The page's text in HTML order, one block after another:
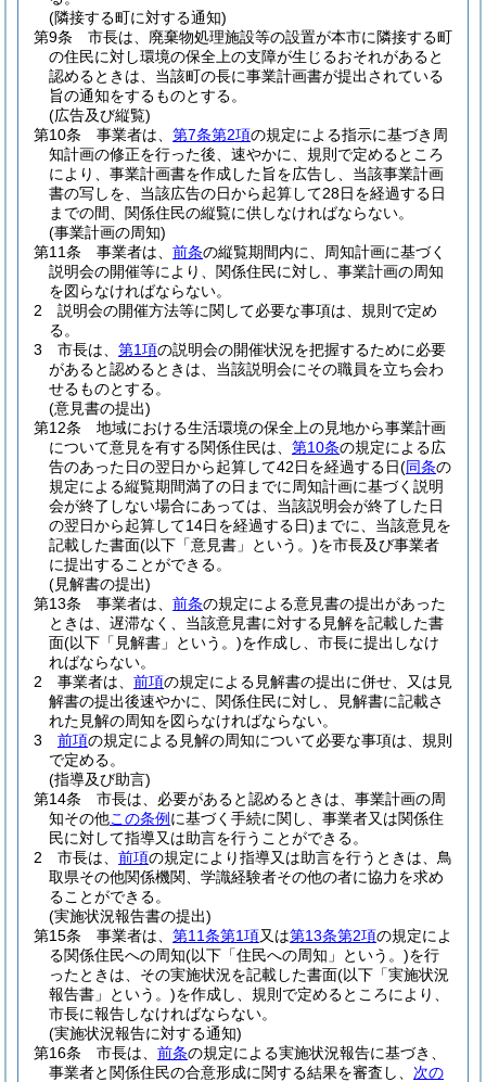
(隣接する町に対する通知)
第9条
市長は、廃棄物処理施設等の設置が本市に隣接する町
の住民に対し環境の保全上の支障が生じるおそれがあると
認めるときは、当該町の長に事業計画書が提出されている
旨の通知をするものとする。
(広告及び縦覧)
第10条
事業者は、 第7条第2項の規定による指示に基づき周
知計画の修正を行った後、速やかに、規則で定めるところ
により、事業計画書を作成した旨を広告し、当該事業計画
書の写しを、当該広告の日から起算して28日を経過する日
までの間、関係住民の縦覧に供しなければならない。
(事業計画の周知)
第11条
事業者は、 前条の縦覧期間内に、周知計画に基づく
説明会の開催等により、関係住民に対し、事業計画の周知
を図らなければならない。
2
説明会の開催方法等に関して必要な事項は、規則で定め
る。
3
市長は、 第1項の説明会の開催状況を把握するために必要
があると認めるときは、当該説明会にその職員を立ち会わ
せるものとする。
(意見書の提出)
第12条
地域における生活環境の保全上の見地から事業計画
について意見を有する関係住民は、 第10条の規定による広
告のあった日の翌日から起算して42日を経過する日(同条の
規定による縦覧期間満了の日までに周知計画に基づく説明
会が終了しない場合にあっては、当該説明会が終了した日
の翌日から起算して14日を経過する日) までに、当該意見を
記載した書面(以下「意見書」という。)を市長及び事業者
に提出することができる。
(見解書の提出)
第13条
事業者は、 前条の規定による意見書の提出があった
ときは、遅滞なく、当該意見書に対する見解を記載した書
面(以下「見解書」という。)を作成し、市長に提出しなけ
ればならない。
2
事業者は、 前項の規定による見解書の提出に併せ、又は見
解書の提出後速やかに、関係住民に対し、見解書に記載さ
れた見解の周知を図らなければならない。
3
前項の規定による見解の周知について必要な事項は、規則
で定める。
(指導及び助言)
第14条
市長は、必要があると認めるときは、事業計画の周
知その他この条例 に基づく手続に関し、事業者又は関係住
民に対して指導又は助言を行うことができる。
2
市長は、 前項の規定により指導又は助言を行うときは、鳥
取県その他関係機関、学識経験者その他の者に協力を求め
ることができる。
(実施状況報告書の提出)
第15条
事業者は、 第11条第1項又は第13条第2項の規定によ
る関係住民への周知(以下「住民への周知」という。)を行
ったときは、その実施状況を記載した書面(以下「実施状況
報告書」という。)を作成し、規則で定めるところにより、
市長に報告しなければならない。
(実施状況報告に対する通知)
第16条
市長は、 前条の規定による実施状況報告に基づき、
事業者と関係住民の合意形成に関する結果を審査し、 次の